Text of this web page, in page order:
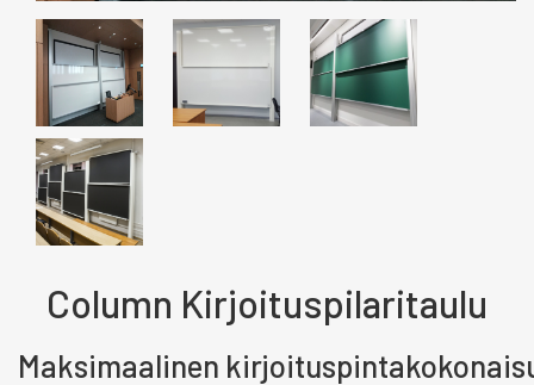
Column Kirjoituspilaritaulu
Maksimaalinen